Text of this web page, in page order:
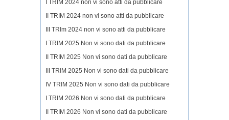
I TRIM 2024 non vi sono atti da pubblicare
II TRIM 2024 non vi sono atti da pubblicare
III TRIm 2024 non vi sono atti da pubblicare
I TRIM 2025 Non vi sono dati da pubblicare
II TRIM 2025 Non vi sono dati da pubblicare
III TRIM 2025 Non vi sono dati da pubblicare
IV TRIM 2025 Non vi sono dati da pubblicare
I TRIM 2026 Non vi sono dati da pubblicare
II TRIM 2026 Non vi sono dati da pubblicare